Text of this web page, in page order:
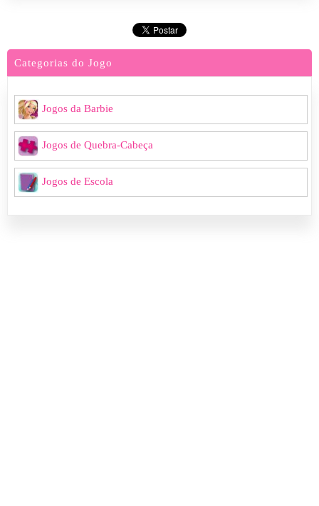
Categorias do Jogo
Jogos da Barbie
Jogos de Quebra-Cabeça
Jogos de Escola